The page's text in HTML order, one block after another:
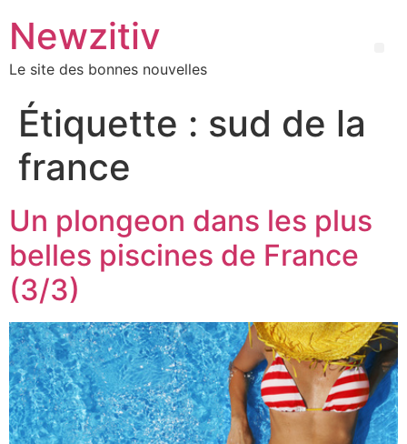
Newzitiv
Le site des bonnes nouvelles
Étiquette : sud de la
france
Un plongeon dans les plus
belles piscines de France
(3/3)